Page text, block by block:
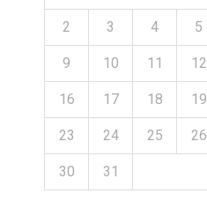
2 3 4 5
9 10 11 12
16 17 18 19
23 24 25 26
30 31